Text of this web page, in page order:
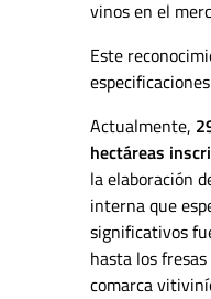
vinos en el
Este
Actualmente,
hectáreas
la elaboración
interna que
significativos
hasta los
comarca